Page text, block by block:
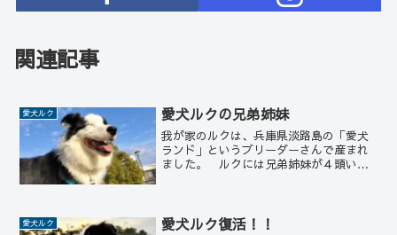
関連記事
愛犬ルク 愛犬ルクの兄弟姉妹
我が家のルクは、兵庫県淡路島の「愛犬
ランド」というブリーダーさんで産まれ
ました。 ルクには兄弟姉妹が４頭いま
手前で下を向いているのが...
愛犬ルク 愛犬ルク復活！！